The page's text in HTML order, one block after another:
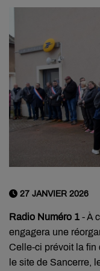
27 JANVIER 2026
Radio Numéro 1 - À
engagera une
Celle-ci prévoit la fin
le site de Sancerre,